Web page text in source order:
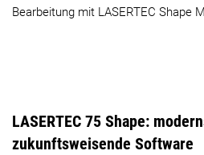
Bearbeitung mit LASERTEC Shape
LASERTEC 75 Shape:
zukunftsweisende Software